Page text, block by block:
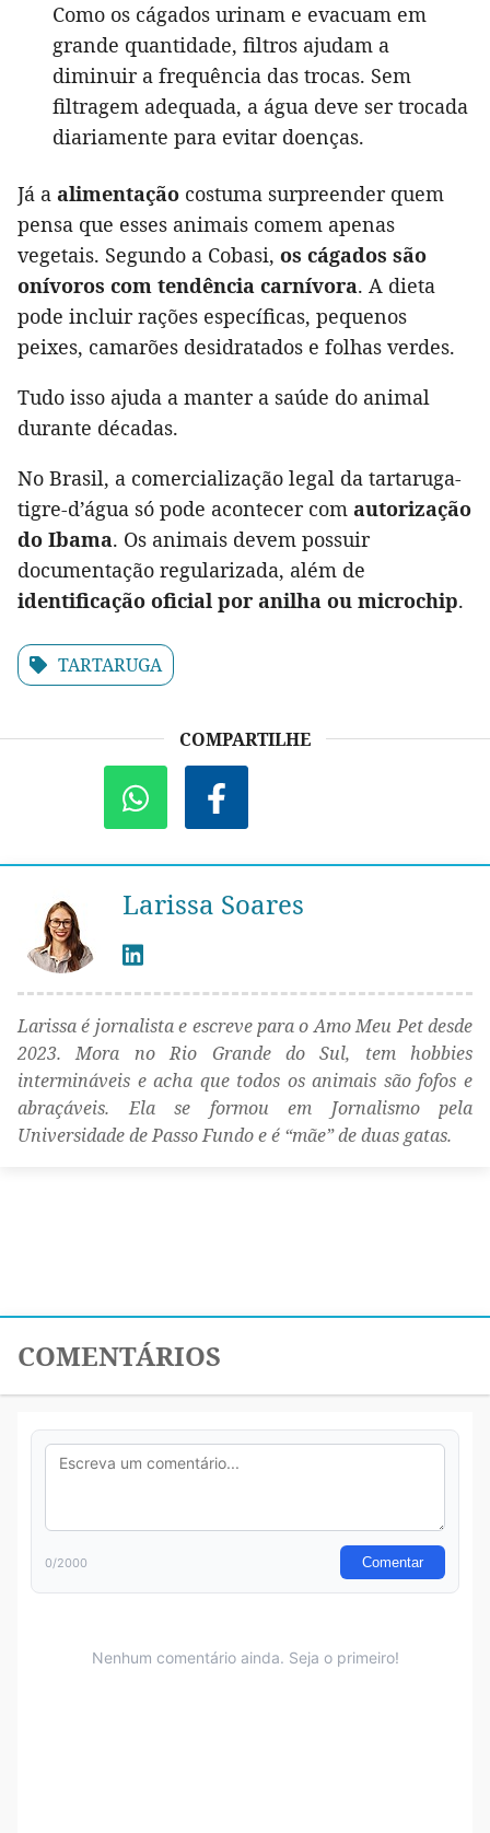
Como os cágados urinam e evacuam em
grande quantidade, filtros ajudam a
diminuir a frequência das trocas. Sem
filtragem adequada, a água deve ser trocada
diariamente para evitar doenças.
Já a alimentação costuma surpreender quem
pensa que esses animais comem apenas
vegetais. Segundo a Cobasi, os cágados são
onívoros com tendência carnívora. A dieta
pode incluir rações específicas, pequenos
peixes, camarões desidratados e folhas verdes.
Tudo isso ajuda a manter a saúde do animal
durante décadas.
No Brasil, a comercialização legal da tartaruga-
tigre-d’água só pode acontecer com autorização
do Ibama. Os animais devem possuir
documentação regularizada, além de
identificação oficial por anilha ou microchip.
TARTARUGA
COMPARTILHE
Larissa Soares
Larissa é jornalista e escreve para o Amo Meu Pet desde
2023. Mora no Rio Grande do Sul, tem hobbies
intermináveis e acha que todos os animais são fofos e
abraçáveis. Ela se formou em Jornalismo pela
Universidade de Passo Fundo e é “mãe” de duas gatas.
COMENTÁRIOS